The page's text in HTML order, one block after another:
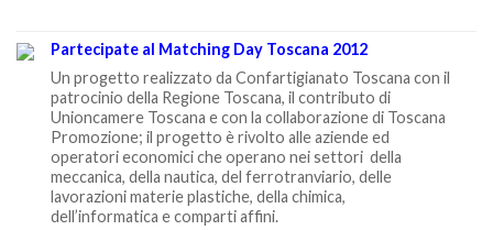
Partecipate al Matching Day Toscana 2012
Un progetto realizzato da Confartigianato Toscana con il
patrocinio della Regione Toscana, il contributo di
Unioncamere Toscana e con la collaborazione di Toscana
Promozione; il progetto è rivolto alle aziende ed
operatori economici che operano nei settori della
meccanica, della nautica, del ferrotranviario, delle
lavorazioni materie plastiche, della chimica,
dell’informatica e comparti affini.